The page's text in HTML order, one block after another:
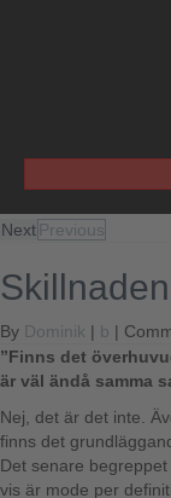
NextPrevious
By Dominik | b |
”Finns det
är väl ändå samma
Nej, det är det inte.
finns det
Det senare
vis är mode per